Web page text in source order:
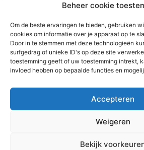
Beheer cookie
Om de beste ervaringen te bieden, gebruiken
cookies om informatie over je apparaat op te
Door in te stemmen met deze technologieën
surfgedrag of unieke ID's op deze site
toestemming geeft of uw toestemming intrekt,
invloed hebben op bepaalde functies en
Accepteren
Weigeren
Bekijk
25 augustus 2024 0
Katten gedumpt in
container | Pelikaanhoek
Spijkenisse – Op zaterdag 24 augustus
uur kreeg de politie een melding van